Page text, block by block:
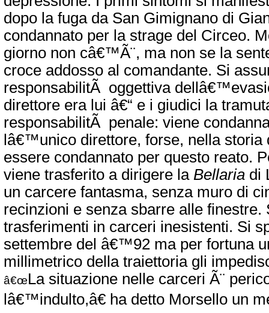
dopo la fuga da San Gimignano di
condannato per la strage del Circeo.
giorno non câ€™Ã¨, ma non se la
croce addosso al comandante. Si
responsabilitÃ oggettiva
direttore era lui â€“ e i giudici la
responsabilitÃ penale: viene
lâ€™unico direttore, forse, nella
essere condannato per questo reato.
viene trasferito a dirigere la Bellaria di
un carcere fantasma, senza muro di
recinzioni e senza sbarre alle finestre.
trasferimenti in carceri inesistenti. Si
settembre del â€™92 ma per fortuna
millimetrico della traiettoria gli
â€œLa situazione nelle carceri Ã¨
lâ€™indulto,â€ ha detto Morsello un